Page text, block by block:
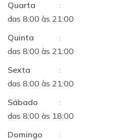
Quarta
:
das 8:00 às 21:00
Quinta
:
das 8:00 às 21:00
Sexta
:
das 8:00 às 21:00
Sábado
:
das 8:00 às 18:00
Domingo
: